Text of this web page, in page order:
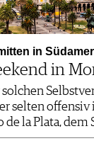
in
in
selten
de la Plata, dem